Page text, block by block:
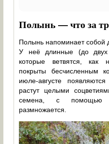
Полынь — что за
Полынь напоминает собой
У неё длинные (до двух
которые ветвятся, как
покрыты бесчисленным
июле-августе
растут целыми
семена, с помощью
размножается.